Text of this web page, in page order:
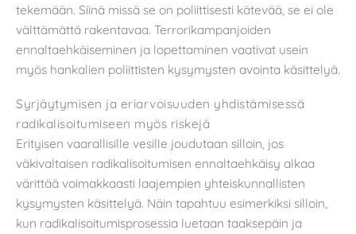
tekemään. Siinä missä se on poliittisesti kätevää, se ei ole
välttämättä rakentavaa. Terrorikampanjoiden
ennaltaehkäiseminen ja lopettaminen vaativat usein
myös hankalien poliittisten kysymysten avointa käsittelyä.
Syrjäytymisen ja eriarvoisuuden yhdistämisessä
radikalisoitumiseen myös riskejä
Erityisen vaarallisille vesille joudutaan silloin, jos
väkivaltaisen radikalisoitumisen ennaltaehkäisy alkaa
värittää voimakkaasti laajempien yhteiskunnallisten
kysymysten käsittelyä. Näin tapahtuu esimerkiksi silloin,
kun radikalisoitumisprosessia luetaan taaksepäin ja